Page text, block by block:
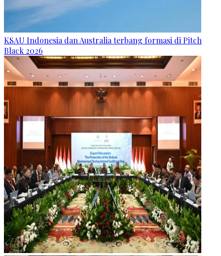
KSAU Indonesia dan Australia terbang formasi di Pitch
Black 2026